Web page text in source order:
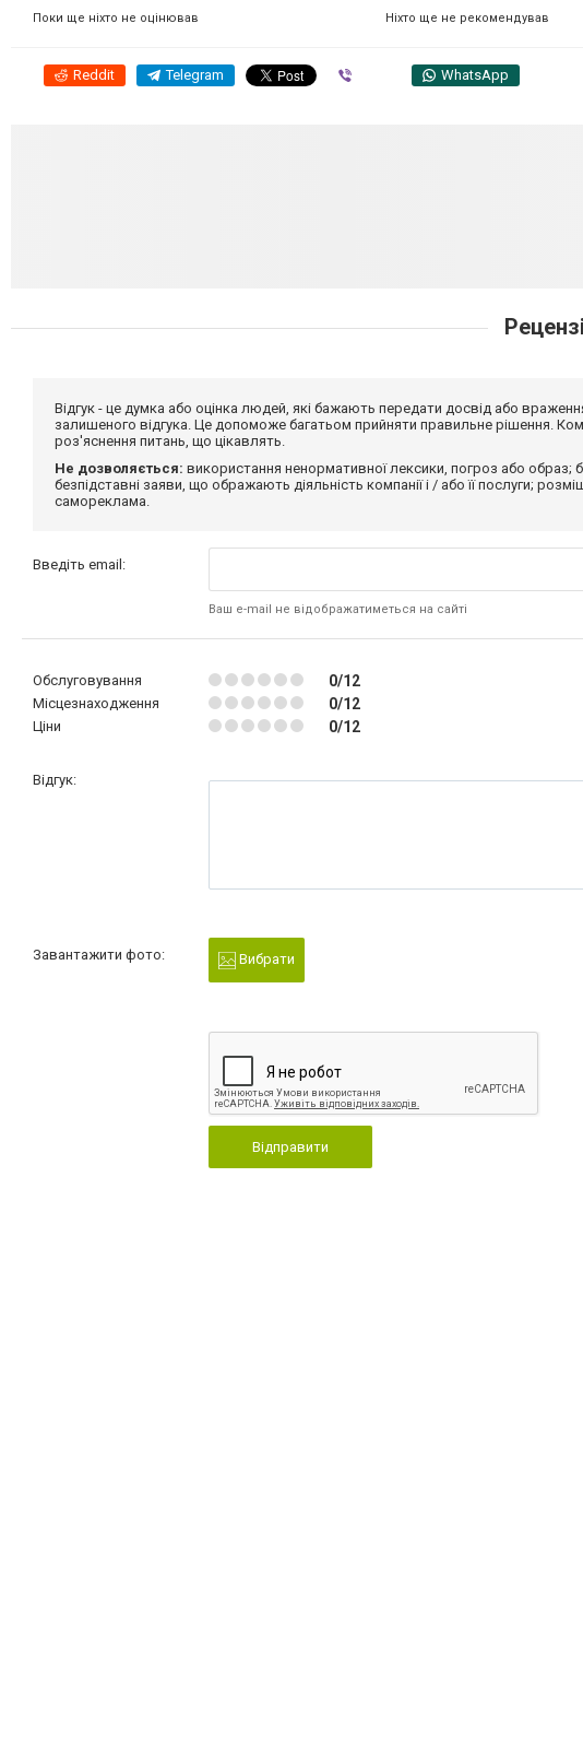
Поки ще ніхто не оцінював Ніхто ще не рекомендував
Reddit Telegram WhatsApp
Відгук - це думка або оцінка людей, які бажають передати досвід або
залишеного відгука. Це допоможе багатьом прийняти правильне рішення.
роз'яснення питань, що цікавлять.
Не дозволяється: використання ненормативної лексики, погроз або
безпідставні заяви, що ображають діяльність компанії і / або її послуги;
самореклама.
Введіть email:
Ваш e-mail не відображатиметься на сайті
Обслуговування 0/12
Місцезнаходження 0/12
Ціни 0/12
Відгук:
Завантажити фото: Вибрати
Відправити